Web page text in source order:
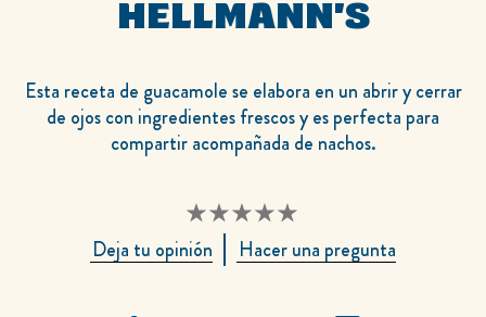
HELLMANN'S
Esta receta de guacamole se elabora en un abrir y cerrar
de ojos con ingredientes frescos y es perfecta para
compartir acompañada de nachos.
se
han
Deja tu opinión Hacer una pregunta